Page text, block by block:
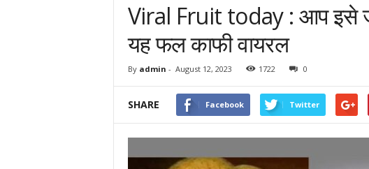
Viral Fruit today : आप इसे
यह फल काफी वायरल
By admin - August 12, 2023 1722 0
SHARE Facebook Twitter